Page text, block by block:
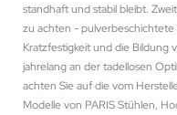
standhaft und stabil bleibt.
zu achten -
Kratzfestigkeit und die Bildung
jahrelang an der tadellosen
achten Sie auf die vom
Modelle von PARIS Stühlen,